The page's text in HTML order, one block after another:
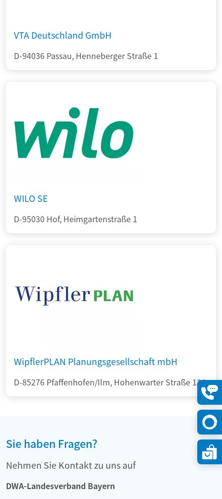
VTA Deutschland GmbH
D-94036 Passau, Henneberger Straße 1
WILO SE
D-95030 Hof, Heimgartenstraße 1
WipflerPLAN Planungsgesellschaft mbH
D-85276 Pfaffenhofen/Ilm, Hohenwarter Straße 124
Sie haben Fragen?
Nehmen Sie Kontakt zu uns auf
DWA-Landesverband Bayern